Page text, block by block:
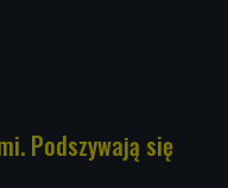
Podszywają się